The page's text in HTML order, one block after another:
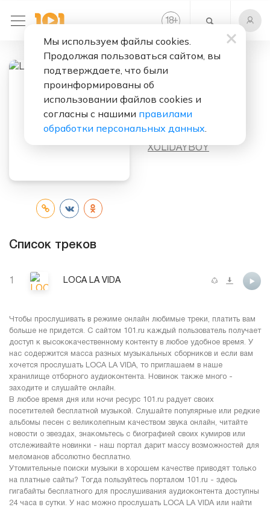
18+
Слушать бесплатно
Исполнитель:
XOLIDAYBOY
Список треков
1 LOCA LA VIDA
Чтобы прослушивать в режиме онлайн любимые треки, платить вам
больше не придется. С сайтом 101.ru каждый пользователь получает
доступ к высококачественному контенту в любое удобное время. У
нас содержится масса разных музыкальных сборников и если вам
хочется прослушать LOCA LA VIDA, то приглашаем в наше
хранилище отборного аудиоконтента. Новинок также много -
заходите и слушайте онлайн.
В любое время дня или ночи ресурс 101.ru радует своих
посетителей бесплатной музыкой. Слушайте популярные или редкие
альбомы песен с великолепным качеством звука онлайн, читайте
новости о звездах, знакомьтесь с биографией своих кумиров или
отслеживайте новинки - наш портал дарит массу возможностей для
меломанов абсолютно бесплатно.
Утомительные поиски музыки в хорошем качестве приводят только
на платные сайты? Тогда пользуйтесь порталом 101.ru - здесь
гигабайты бесплатного для прослушивания аудиоконтента доступны
24 часа в сутки. У нас можно прослушать LOCA LA VIDA или найти
Мы используем файлы cookies.
Продолжая пользоваться сайтом, вы
подтверждаете, что были
проинформированы об
использовании файлов cookies и
согласны с нашими правилами
обработки персональных данных.